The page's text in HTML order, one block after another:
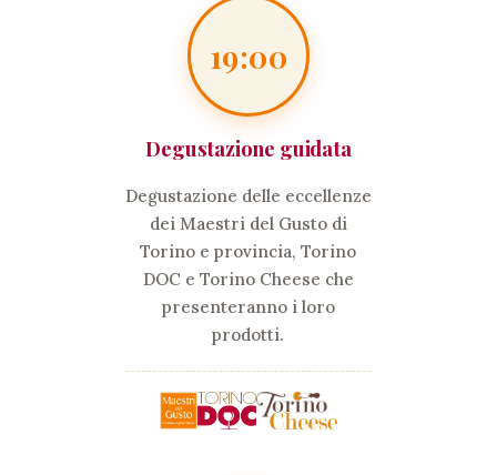
19:00
Degustazione guidata
Degustazione delle eccellenze
dei Maestri del Gusto di
Torino e provincia, Torino
DOC e Torino Cheese che
presenteranno i loro
prodotti.